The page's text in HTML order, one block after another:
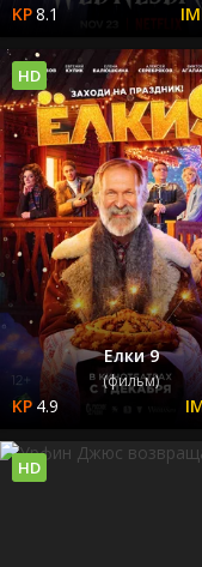
8.1
Елки 9
(фильм)
4.9
HD
HD